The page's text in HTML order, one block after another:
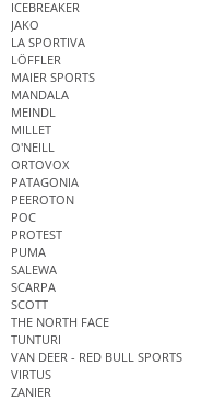
ICEBREAKER
JAKO
LA SPORTIVA
LÖFFLER
MAIER SPORTS
MANDALA
MEINDL
MILLET
O'NEILL
ORTOVOX
PATAGONIA
PEEROTON
POC
PROTEST
PUMA
SALEWA
SCARPA
SCOTT
THE NORTH FACE
TUNTURI
VAN DEER - RED BULL SPORTS
VIRTUS
ZANIER